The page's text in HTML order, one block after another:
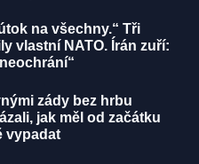
na všechny.“ Tři
vlastní NATO. Írán zuří:
zády bez hrbu
jak měl od začátku
vypadat